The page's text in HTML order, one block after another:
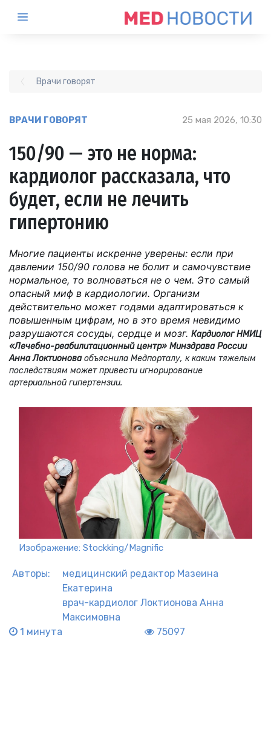
Врачи говорят
ВРАЧИ ГОВОРЯТ 25 мая 2026, 10:30
150/90 — это не норма:
кардиолог рассказала, что
будет, если не лечить
гипертонию
Многие пациенты искренне уверены: если при
давлении 150/90 голова не болит и самочувствие
нормальное, то волноваться не о чем. Это самый
опасный миф в кардиологии. Организм
действительно может годами адаптироваться к
повышенным цифрам, но в это время невидимо
разрушаются сосуды, сердце и мозг. Кардиолог НМИЦ
«Лечебно-реабилитационный центр» Минздрава России
Анна Локтионоваобъяснила Медпорталу, к каким тяжелым
последствиям может привести игнорирование
артериальной гипертензии.
Изображение: Stockking/Magnific
Авторы: медицинский редактор Мазеина
Екатерина
врач-кардиолог Локтионова Анна
Максимовна
1 минута
75097